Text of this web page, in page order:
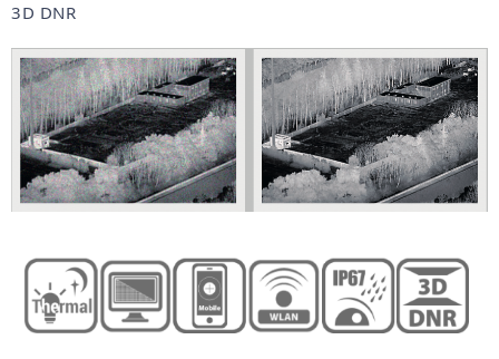
3D DNR